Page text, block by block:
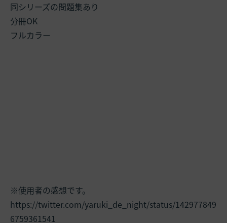
同シリーズの問題集あり
分冊OK
フルカラー
※使用者の感想です。
https://twitter.com/yaruki_de_night/status/142977849
6759361541